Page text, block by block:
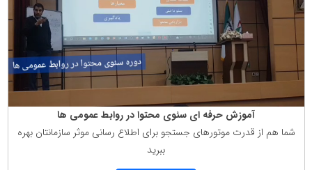
آموزش حرفه ای سئوی محتوا در روابط عمومی ها
شما هم از قدرت موتورهای جستجو برای اطلاع رسانی موثر سازمانتان بهره
ببرید